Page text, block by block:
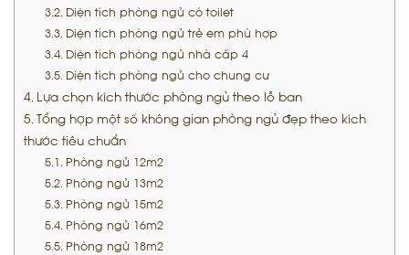
Diện tích phòng ngủ có toilet
Diện tích phòng ngủ trẻ em phù hợp
Diện tích phòng ngủ nhà cấp 4
Diện tích phòng ngủ cho chung cư
Lựa chọn kích thước phòng ngủ theo lỗ ban
Tổng hợp một số không gian phòng ngủ đẹp theo kích
thước tiêu chuẩn
Phòng ngủ 12m2
Phòng ngủ 13m2
Phòng ngủ 15m2
Phòng ngủ 16m2
Phòng ngủ 18m2